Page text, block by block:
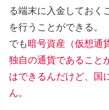
る端末に入金しておく
を行うことができる。
でも暗号資産（仮想通
独自の通貨であること
はできるんだけど、国
ん。